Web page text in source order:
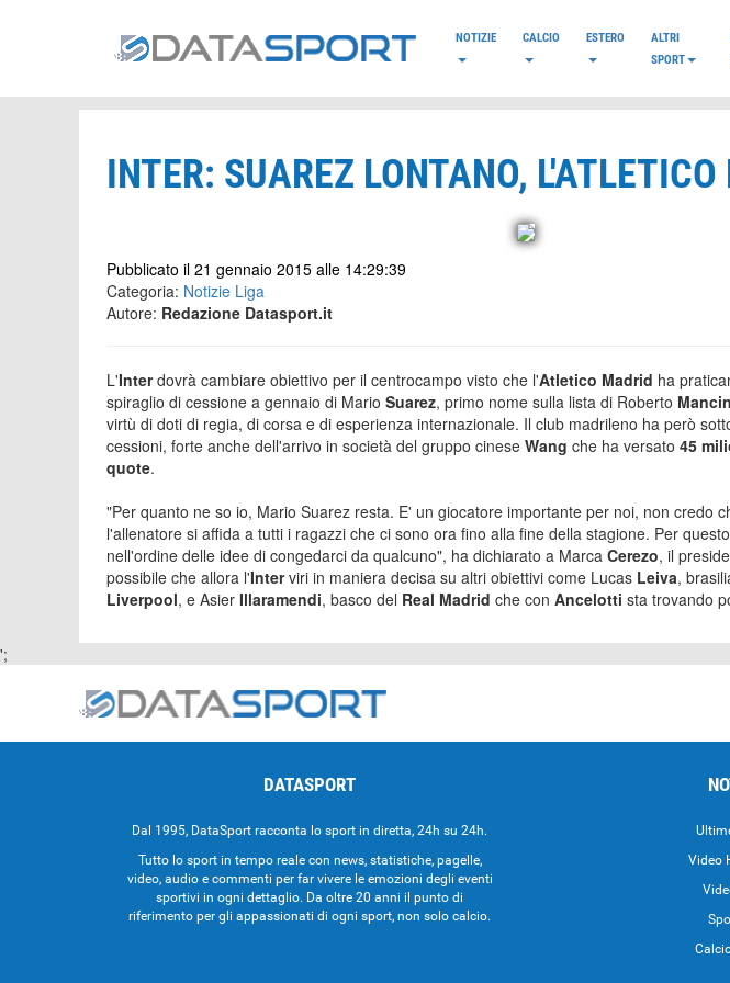
NOTIZIE CALCIO ESTERO
ALTRI
SPORT
INTER: SUAREZ LONTANO, L'ATLETICO
Pubblicato il 21 gennaio 2015 alle 14:29:39
Categoria: Notizie Liga
Autore: Redazione Datasport.it
L'Interdovrà cambiare obiettivo per il centrocampo visto che l'Atletico Madrid ha
spiraglio di cessione a gennaio di Mario Suarez, primo nome sulla lista di Roberto
virtù di doti di regia, di corsa e di esperienza internazionale. Il club madrileno ha però
cessioni, forte anche dell'arrivo in società del gruppo cinese Wang che ha versato 45
quote.
"Per quanto ne so io, Mario Suarez resta. E' un giocatore importante per noi, non credo
l'allenatore si affida a tutti i ragazzi che ci sono ora fino alla fine della stagione. Per
nell'ordine delle idee di congedarci da qualcuno", ha dichiarato a Marca Cerezo, il
possibile che allora l'Interviri in maniera decisa su altri obiettivi come Lucas Leiva,
Liverpool, e Asier Illaramendi, basco del Real Madrid che con Ancelotti sta trovando
';
DATASPORT
Dal 1995, DataSport racconta lo sport in diretta, 24h su 24h.
Tutto lo sport in tempo reale con news, statistiche, pagelle,
video, audio e commenti per far vivere le emozioni degli eventi
sportivi in ogni dettaglio. Da oltre 20 anni il punto di
riferimento per gli appassionati di ogni sport, non solo calcio.
Video